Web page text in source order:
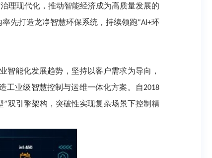
理现代化，推动智能经济成为高质量发展的
先打造龙净智慧环保系统，持续领跑“AI+环
智能化发展趋势，坚持以客户需求为导向，
工业级智慧控制与运维一体化方案。自2018
”双引擎架构，突破性实现复杂场景下控制精